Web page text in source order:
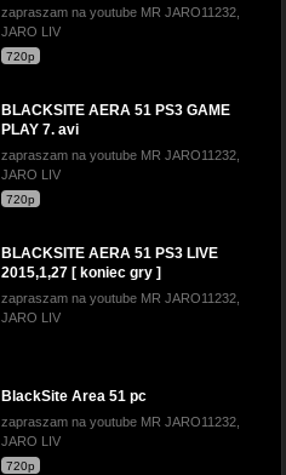
zapraszam na youtube MR JARO11232,
JARO LIV
720p
BLACKSITE AERA 51 PS3 GAME
PLAY 7. avi
zapraszam na youtube MR JARO11232,
JARO LIV
720p
BLACKSITE AERA 51 PS3 LIVE
2015,1,27 [ koniec gry ]
zapraszam na youtube MR JARO11232,
JARO LIV
BlackSite Area 51 pc
zapraszam na youtube MR JARO11232,
JARO LIV
720p